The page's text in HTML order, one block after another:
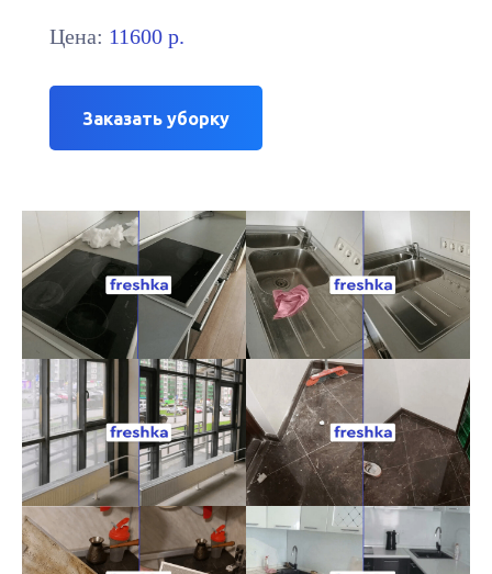
Цена: 11600 р.
Заказать уборку